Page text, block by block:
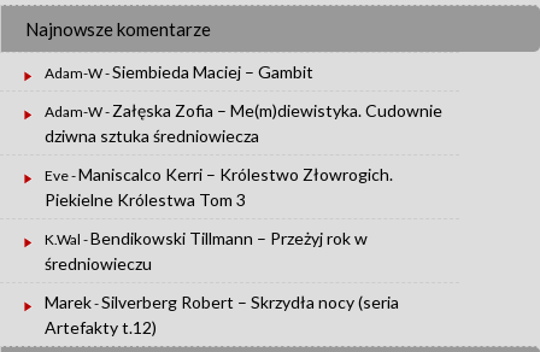
Najnowsze komentarze
Adam-W-Siembieda Maciej – Gambit
Adam-W- Załęska Zofia – Me(m)diewistyka. Cudownie
dziwna sztuka średniowiecza
Eve-Maniscalco Kerri – Królestwo Złowrogich.
Piekielne Królestwa Tom 3
K.Wal -Bendikowski Tillmann – Przeżyj rok w
średniowieczu
Marek-Silverberg Robert – Skrzydła nocy (seria
Artefakty t.12)